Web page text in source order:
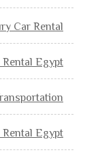
Car Rental
Egypt
Egypt